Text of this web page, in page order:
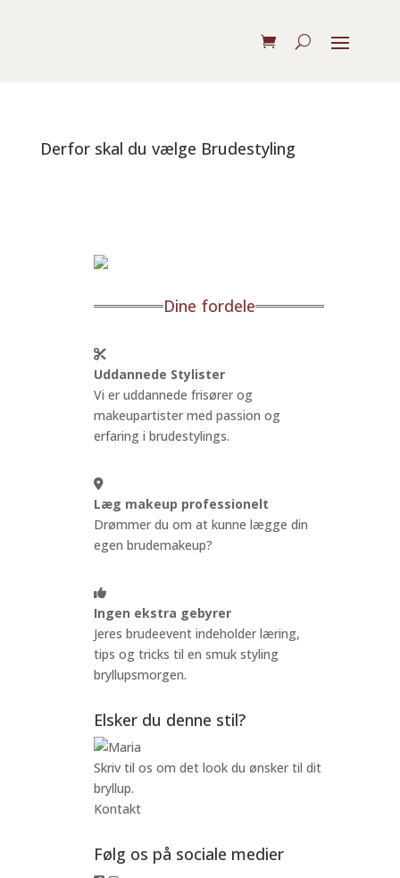
Derfor skal du vælge Brudestyling
Dine fordele
Uddannede Stylister
Vi er uddannede frisører og
makeupartister med passion og
erfaring i brudestylings.
Læg makeup professionelt
Drømmer du om at kunne lægge din
egen brudemakeup?
Ingen ekstra gebyrer
Jeres brudeevent indeholder læring,
tips og tricks til en smuk styling
bryllupsmorgen.
Elsker du denne stil?
Skriv til os om det look du ønsker til dit
bryllup.
Kontakt
Følg os på sociale medier